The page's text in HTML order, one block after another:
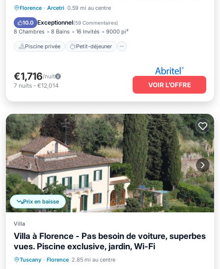
Florence · Arcetri 0.59 mi au centre
10.0 Exceptionnel(59 Commentaires)
8 Chambres 8 Bains 16 Invités 9000 pi²
Piscine privée Petit-déjeuner
Piscine privée
Petit-déjeuner
Parking
Piscine
€1,716/nuit
7 nuits - €12,014 VOIR L’OFFRE
Prix en baisse
Villa
Villa à Florence - Pas besoin de voiture, superbes
vues. Piscine exclusive, jardin, Wi-Fi
Tuscany · Florence 2.85 mi au centre
Piscine privée Parking